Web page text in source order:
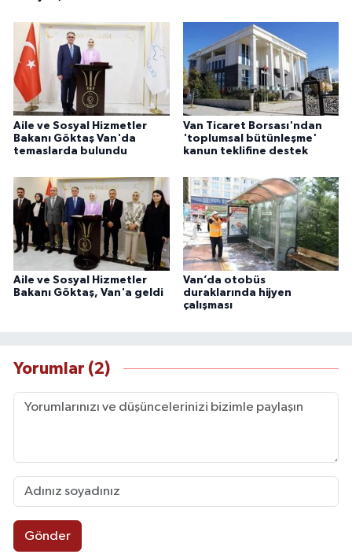
Aile ve Sosyal Hizmetler
Bakanı Göktaş Van'da
temaslarda bulundu
Van Ticaret Borsası'ndan
'toplumsal bütünleşme'
kanun teklifine destek
Aile ve Sosyal Hizmetler
Bakanı Göktaş, Van'a geldi
Van’da otobüs
duraklarında hijyen
çalışması
Yorumlar (2)
Gönder